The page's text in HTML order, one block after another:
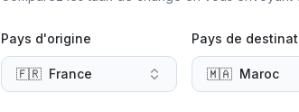
Pays d'origine
🇫🇷 France
Pays de
🇲🇦 Maroc